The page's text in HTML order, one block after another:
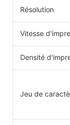
Résolution
Vitesse
Densité
Jeu de